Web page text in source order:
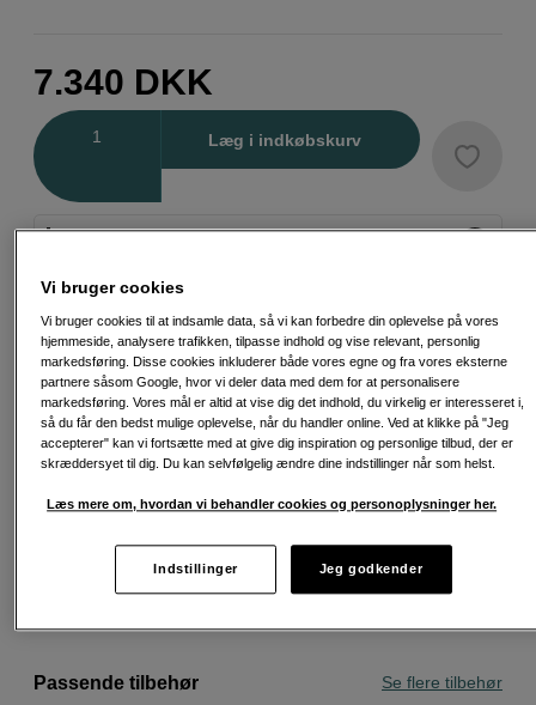
7.340 DKK
Læg i indkøbskurv
Vi anbefaler
øje med symbolet for flere af vores udvalgte
favoritter.
Læs mere
Fri fragt ved køb over 500 kr.
Personlig service og ekspertrådgivning
Passende tilbehør Se flere tilbehør
Vi bruger cookies
Vi bruger cookies til at indsamle data, så vi kan forbedre din oplevelse på vores
hjemmeside, analysere trafikken, tilpasse indhold og vise relevant, personlig
markedsføring. Disse cookies inkluderer både vores egne og fra vores eksterne
partnere såsom Google, hvor vi deler data med dem for at personalisere
markedsføring. Vores mål er altid at vise dig det indhold, du virkelig er interesseret i,
så du får den bedst mulige oplevelse, når du handler online. Ved at klikke på "Jeg
accepterer" kan vi fortsætte med at give dig inspiration og personlige tilbud, der er
skræddersyet til dig. Du kan selvfølgelig ændre dine indstillinger når som helst.
Læs mere om, hvordan vi behandler cookies og personoplysninger her.
Indstillinger Jeg godkender